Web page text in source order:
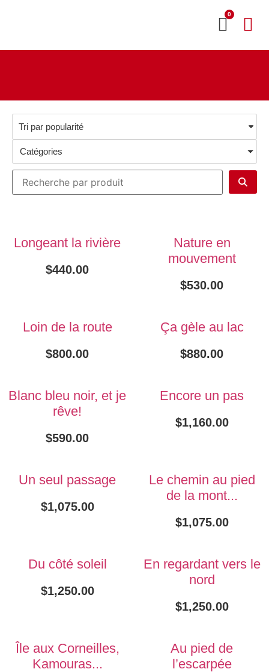
0
Catégories
Longeant la rivière
$440.00
Nature en
mouvement
$530.00
Loin de la route
$800.00
Ça gèle au lac
$880.00
Blanc bleu noir, et je
rêve!
$590.00
Encore un pas
$1,160.00
Un seul passage
$1,075.00
Le chemin au pied
de la mont...
$1,075.00
Du côté soleil
$1,250.00
En regardant vers le
nord
$1,250.00
Île aux Corneilles,
Kamouras...
Au pied de
l’escarpée